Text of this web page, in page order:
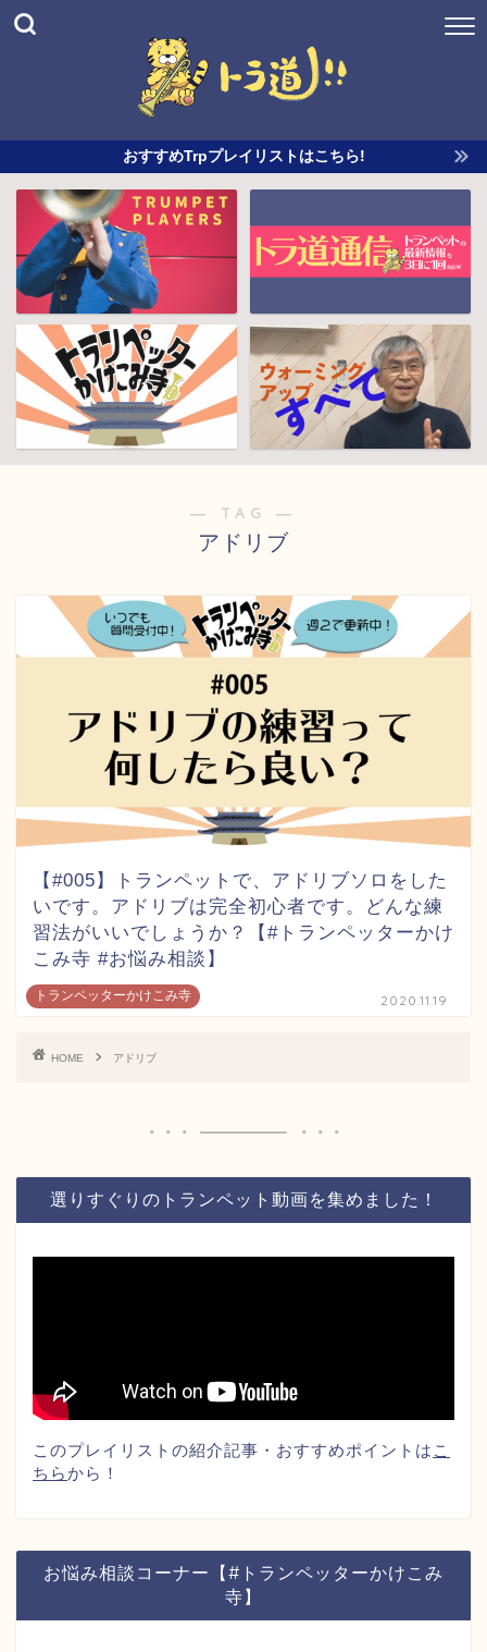
おすすめTrpプレイリストはこちら!
― TAG ―
アドリブ
トランペッターかけこみ寺
【#005】トランペットで、アドリブソロをした
いです。アドリブは完全初心者です。どんな練
習法がいいでしょうか？【#トランペッターかけ
こみ寺 #お悩み相談】
2020.11.19
HOME アドリブ
選りすぐりのトランペット動画を集めました！
このプレイリストの紹介記事・おすすめポイントは こ
ちらから！
お悩み相談コーナー【#トランペッターかけこみ
寺】